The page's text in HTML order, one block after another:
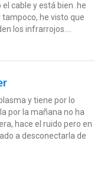
cable y está bien .he
he visto que
los infrarrojos....
y tiene por lo
por la mañana no ha
hace el ruido pero en
a desconectarla de